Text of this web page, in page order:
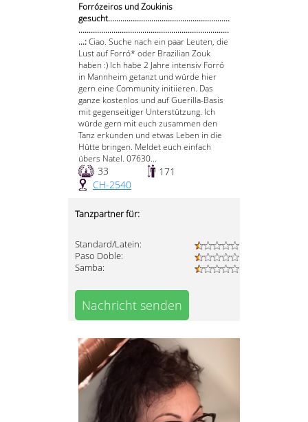
Forrózeiros und Zoukinis
gesucht...........................................................
.........................................................................
...:Ciao. Suche nach ein paar Leuten, die
Lust auf Forró* oder Brazilian Zouk
haben :) Ich habe 2 Jahre intensiv Forró
in Mannheim getanzt und würde hier
gern eine Community initiieren. Das
ganze kostenlos und auf Guerilla-Basis
mit gegenseitiger Unterstützung. Ich
würde gern mit euch zusammen den
Tanz erkunden und etwas Leben in die
Hütte bringen. Meldet euch einfach
übers Natel. 07630...
33
171
CH-2540
Tanzpartner für:
Standard/Latein:
Paso Doble:
Samba:
Nachricht senden